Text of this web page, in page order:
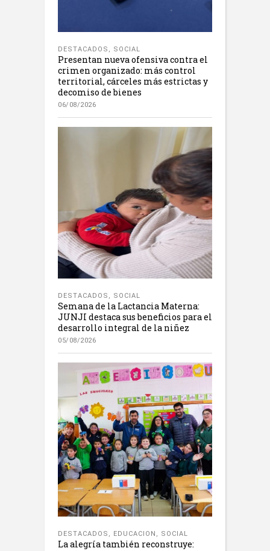
DESTACADOS , SOCIAL
Presentan nueva ofensiva contra el
crimen organizado: más control
territorial, cárceles más estrictas y
decomiso de bienes
06/08/2026
DESTACADOS , SOCIAL
Semana de la Lactancia Materna:
JUNJI destaca sus beneficios para el
desarrollo integral de la niñez
05/08/2026
DESTACADOS EDUCACION SOCIAL
La alegría también reconstruye: